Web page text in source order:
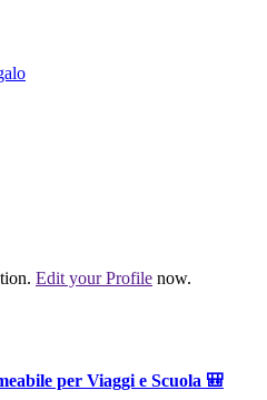
Edit your Profile now.
per Viaggi e Scuola 🎒